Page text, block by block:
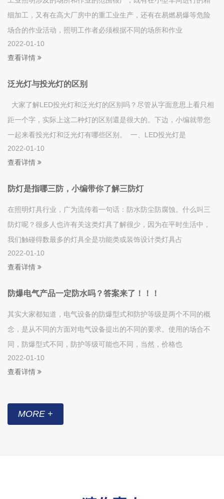
细加工，又有在高大厂房中的重工业生产，还有在易燃易爆等危险
场合的作业活动，照明工作者必须根据不同的场所和作业
2022-01-10
查看详情
泛光灯与投光灯的区别
大家了解LED投光灯和泛光灯的区别吗？尽管从字面意思上看只相
距一个字，实际上这二种灯的区别還是很大的。下边，小编就带您
一起来看投光灯和泛光灯有哪些区别。 一、LED投光灯是
2022-01-10
查看详情
防灯是指哪三防，小编带你了解三防灯
在照明灯具行业，广为流传着一句话：防水防尘防腐蚀。什么叫三
防灯呢？很多人也许有关这类灯具了解很少，因为在平时生活中，
我们触碰得数最多的灯具全是功能类或装饰设计类灯具占
2022-01-10
查看详情
防爆电气产品一定防水吗？答案来了！！！
其实大家都知道，电气设备的防爆型式和防护等级是两个不同的概
念，是从不同的方面对电气设备提出的不同的要求。使用的场合不
同，防爆型式不同，防护等级可能也不同，当然，价格也
2022-01-10
查看详情
MORE +